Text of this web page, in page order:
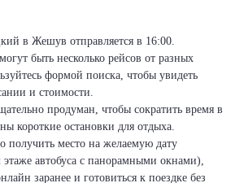
в Жешув отправляется в 16:00.
быть несколько рейсов от разных
формой поиска, чтобы увидеть
и стоимости.
продуман, чтобы сократить время в
короткие остановки для отдыха.
получить место на желаемую дату
автобуса с панорамными окнами),
заранее и готовиться к поездке без